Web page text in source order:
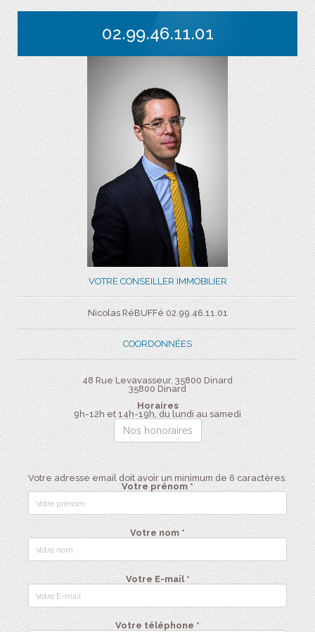
02.99.46.11.01
VOTRE CONSEILLER IMMOBILIER
Nicolas RéBUFFé 02.99.46.11.01
COORDONNÉES
48 Rue Levavasseur, 35800 Dinard
35800 Dinard
Horaires
9h-12h et 14h-19h, du lundi au samedi
Nos honoraires
Votre adresse email doit avoir un minimum de 6 caractères.
Votre prénom *
Votre nom *
Votre E-mail *
Votre téléphone *